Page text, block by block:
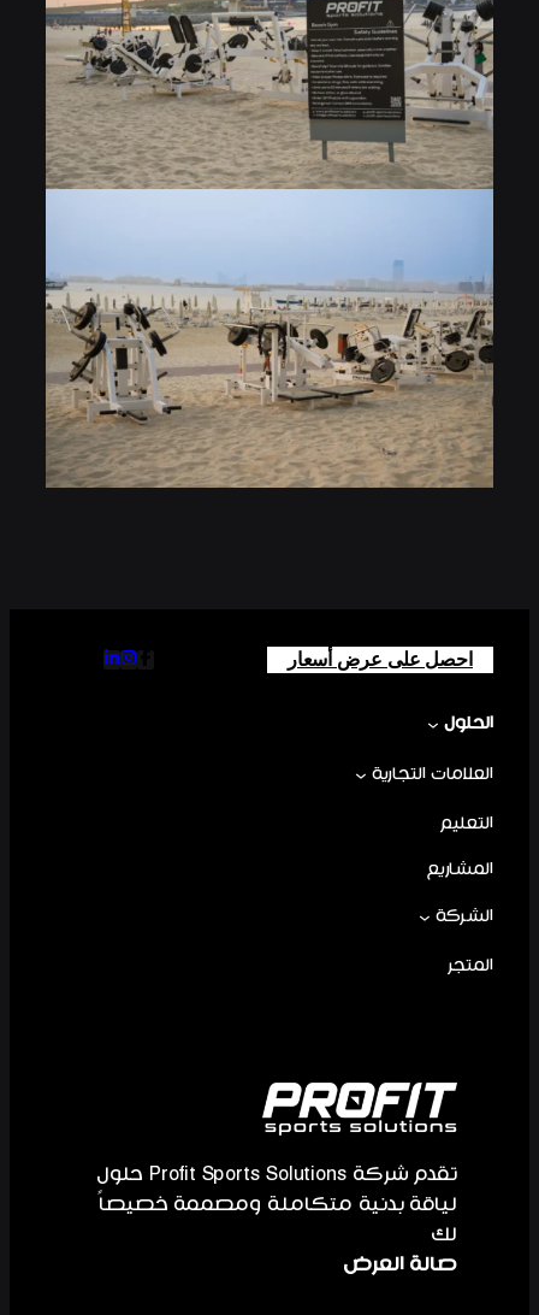
احصل على عرض أسعار
الحلول
العلامات التجارية
التعليم
المشاريع
الشركة
المتجر
تقدم شركة Profit Sports Solutions حلول
لياقة بدنية متكاملة ومصممة خصيصاً
لك
صالة العرض